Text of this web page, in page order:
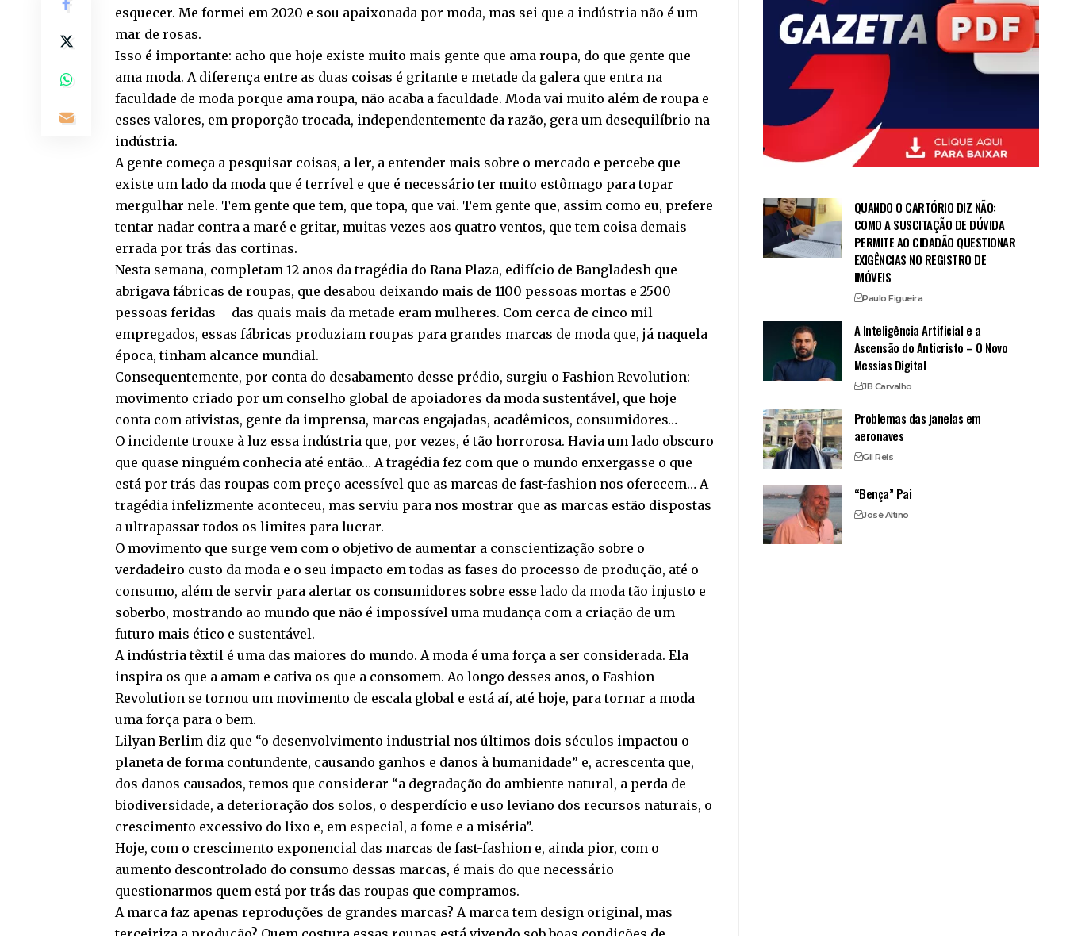
esquecer. Me formei em 2020 e sou apaixonada por moda, mas sei que a indústria não é um
mar de rosas.
Isso é importante: acho que hoje existe muito mais gente que ama roupa, do que gente que
ama moda. A diferença entre as duas coisas é gritante e metade da galera que entra na
faculdade de moda porque ama roupa, não acaba a faculdade. Moda vai muito além de roupa e
esses valores, em proporção trocada, independentemente da razão, gera um desequilíbrio na
indústria.
A gente começa a pesquisar coisas, a ler, a entender mais sobre o mercado e percebe que
existe um lado da moda que é terrível e que é necessário ter muito estômago para topar
mergulhar nele. Tem gente que tem, que topa, que vai. Tem gente que, assim como eu, prefere
tentar nadar contra a maré e gritar, muitas vezes aos quatro ventos, que tem coisa demais
errada por trás das cortinas.
Nesta semana, completam 12 anos da tragédia do Rana Plaza, edifício de Bangladesh que
abrigava fábricas de roupas, que desabou deixando mais de 1100 pessoas mortas e 2500
pessoas feridas – das quais mais da metade eram mulheres. Com cerca de cinco mil
empregados, essas fábricas produziam roupas para grandes marcas de moda que, já naquela
época, tinham alcance mundial.
Consequentemente, por conta do desabamento desse prédio, surgiu o Fashion Revolution:
movimento criado por um conselho global de apoiadores da moda sustentável, que hoje
conta com ativistas, gente da imprensa, marcas engajadas, acadêmicos, consumidores…
O incidente trouxe à luz essa indústria que, por vezes, é tão horrorosa. Havia um lado obscuro
que quase ninguém conhecia até então… A tragédia fez com que o mundo enxergasse o que
está por trás das roupas com preço acessível que as marcas de fast-fashion nos oferecem… A
tragédia infelizmente aconteceu, mas serviu para nos mostrar que as marcas estão dispostas
a ultrapassar todos os limites para lucrar.
O movimento que surge vem com o objetivo de aumentar a conscientização sobre o
verdadeiro custo da moda e o seu impacto em todas as fases do processo de produção, até o
consumo, além de servir para alertar os consumidores sobre esse lado da moda tão injusto e
soberbo, mostrando ao mundo que não é impossível uma mudança com a criação de um
futuro mais ético e sustentável.
A indústria têxtil é uma das maiores do mundo. A moda é uma força a ser considerada. Ela
inspira os que a amam e cativa os que a consomem. Ao longo desses anos, o Fashion
Revolution se tornou um movimento de escala global e está aí, até hoje, para tornar a moda
uma força para o bem.
Lilyan Berlim diz que “o desenvolvimento industrial nos últimos dois séculos impactou o
planeta de forma contundente, causando ganhos e danos à humanidade” e, acrescenta que,
dos danos causados, temos que considerar “a degradação do ambiente natural, a perda de
biodiversidade, a deterioração dos solos, o desperdício e uso leviano dos recursos naturais, o
crescimento excessivo do lixo e, em especial, a fome e a miséria”.
Hoje, com o crescimento exponencial das marcas de fast-fashion e, ainda pior, com o
aumento descontrolado do consumo dessas marcas, é mais do que necessário
questionarmos quem está por trás das roupas que compramos.
A marca faz apenas reproduções de grandes marcas? A marca tem design original, mas
QUANDO O CARTÓRIO DIZ NÃO:
COMO A SUSCITAÇÃO DE DÚVIDA
PERMITE AO CIDADÃO QUESTIONAR
EXIGÊNCIAS NO REGISTRO DE
IMÓVEIS
Paulo Figueira
A Inteligência Artificial e a
Ascensão do Anticristo – O Novo
Messias Digital
JB Carvalho
Problemas das janelas em
aeronaves
Gil Reis
“Bença” Pai
José Altino